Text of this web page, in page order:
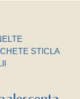
STICLA